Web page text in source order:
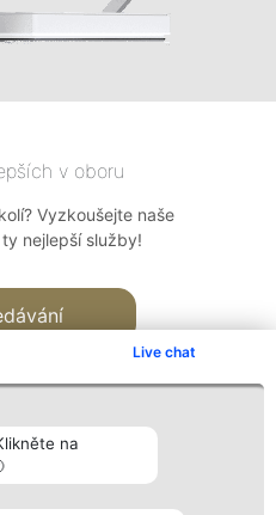
Live chat
na
v oboru
Vyzkoušejte naše
nejlepší služby!
Kontakt